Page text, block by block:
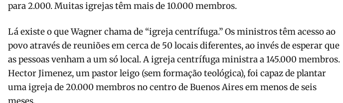
para 2.000. Muitas igrejas têm mais de 10.000 membros.
Lá existe o que Wagner chama de “igreja centrífuga.” Os ministros têm acesso ao
povo através de reuniões em cerca de 50 locais diferentes, ao invés de esperar que
as pessoas ve­nham a um só local. A igreja centrífuga ministra a 145.000 membros.
Hector Jimenez, um pastor leigo (sem forma­ção teológica), foi capaz de plantar
uma igreja de 20.000 membros no centro de Buenos Aires em menos de seis